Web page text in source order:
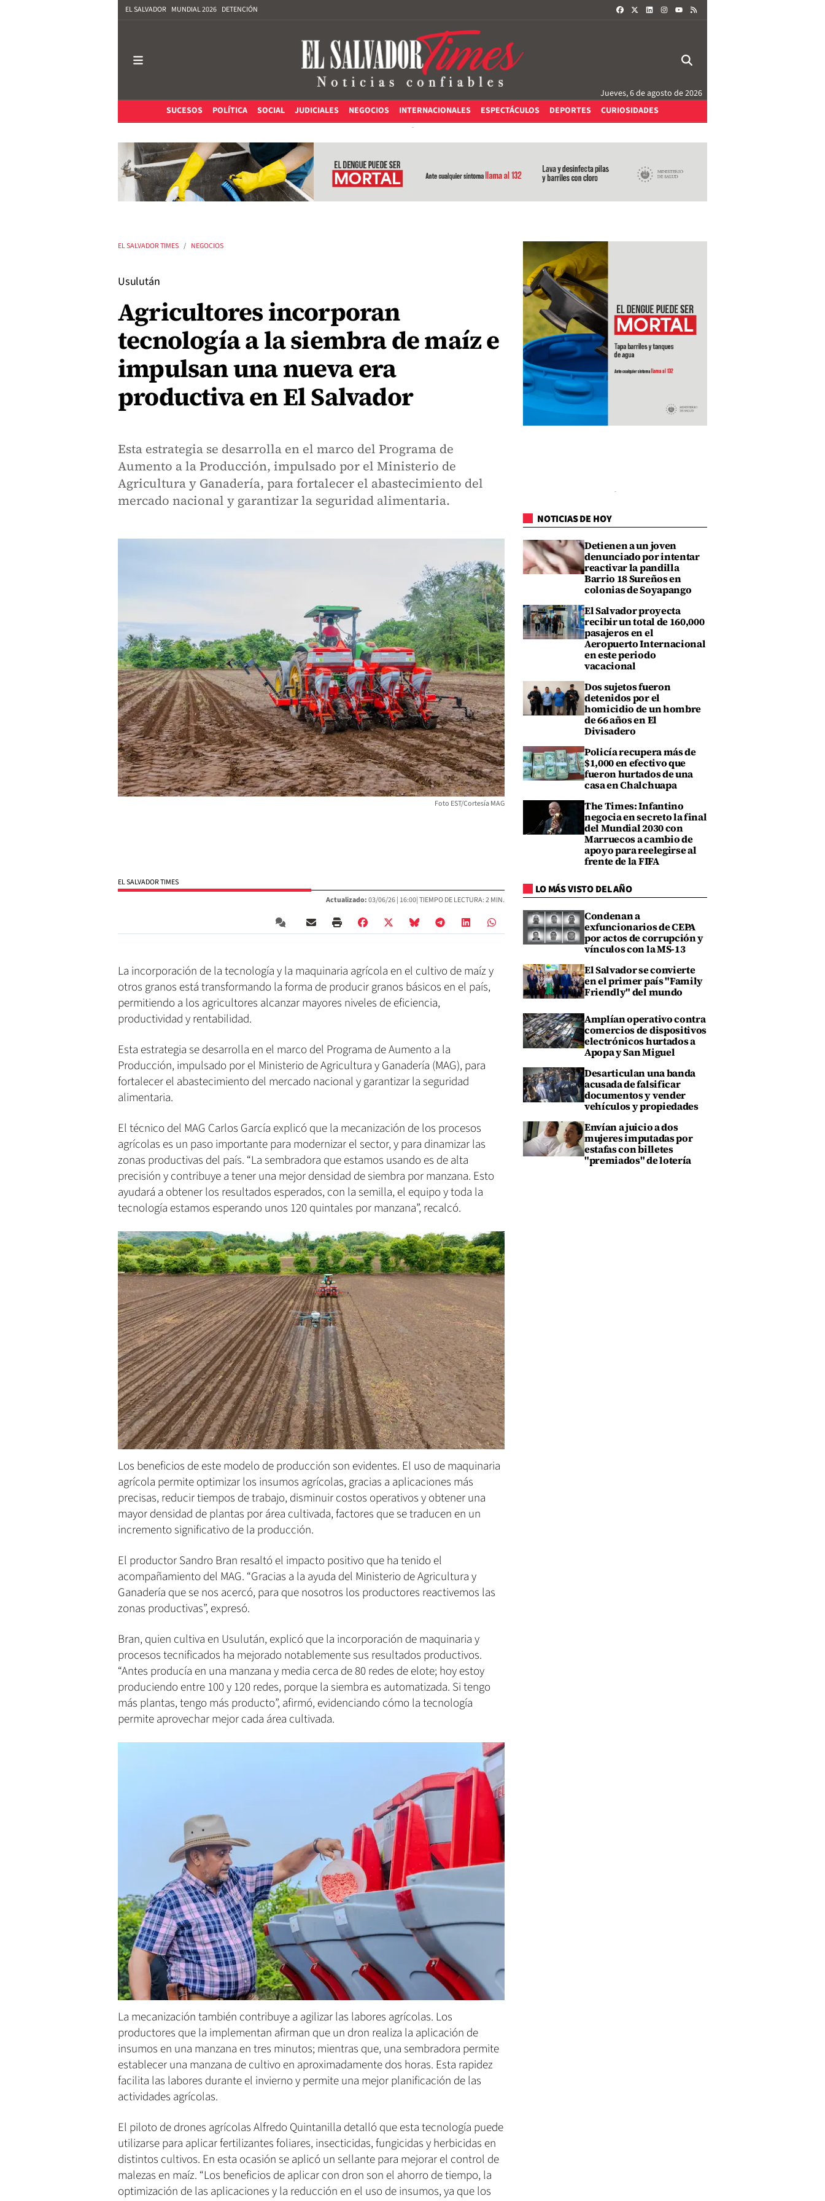
EL SALVADOR MUNDIAL 2026 DETENCIÓN FACEBOOKLINKEDININSTAGRAM
Jueves, 6 de agosto de 2026
SUCESOS
POLÍTICA SOCIAL JUDICIALES NEGOCIOS INTERNACIONALES ESPECTÁCULOS DEPORTES CURIOSIDADES
EL SALVADOR TIMES NEGOCIOS
Usulután
Agricultores incorporan
tecnología a la siembra de maíz e
impulsan una nueva era
productiva en El Salvador
Esta estrategia se desarrolla en el marco del Programa de
Aumento a la Producción, impulsado por el Ministerio de
Agricultura y Ganadería, para fortalecer el abastecimiento del
mercado nacional y garantizar la seguridad alimentaria.
Foto EST/Cortesía MAG
EL SALVADOR TIMES
Actualizado:03/06/26 | 16:00| TIEMPO DE LECTURA: 2 MIN.
La incorporación de la tecnología y la maquinaria agrícola en el cultivo de maíz y
otros granos está transformando la forma de producir granos básicos en el país,
permitiendo a los agricultores alcanzar mayores niveles de eficiencia,
productividad y rentabilidad.
Esta estrategia se desarrolla en el marco del Programa de Aumento a la
Producción, impulsado por el Ministerio de Agricultura y Ganadería (MAG), para
fortalecer el abastecimiento del mercado nacional y garantizar la seguridad
alimentaria.
El técnico del MAG Carlos García explicó que la mecanización de los procesos
agrícolas es un paso importante para modernizar el sector, y para dinamizar las
zonas productivas del país. “La sembradora que estamos usando es de alta
precisión y contribuye a tener una mejor densidad de siembra por manzana. Esto
ayudará a obtener los resultados esperados, con la semilla, el equipo y toda la
tecnología estamos esperando unos 120 quintales por manzana”, recalcó.
Los beneficios de este modelo de producción son evidentes. El uso de maquinaria
agrícola permite optimizar los insumos agrícolas, gracias a aplicaciones más
precisas, reducir tiempos de trabajo, disminuir costos operativos y obtener una
mayor densidad de plantas por área cultivada, factores que se traducen en un
incremento significativo de la producción.
El productor Sandro Bran resaltó el impacto positivo que ha tenido el
acompañamiento del MAG. “Gracias a la ayuda del Ministerio de Agricultura y
Ganadería que se nos acercó, para que nosotros los productores reactivemos las
zonas productivas”, expresó.
Bran, quien cultiva en Usulután, explicó que la incorporación de maquinaria y
procesos tecnificados ha mejorado notablemente sus resultados productivos.
“Antes producía en una manzana y media cerca de 80 redes de elote; hoy estoy
produciendo entre 100 y 120 redes, porque la siembra es automatizada. Si tengo
más plantas, tengo más producto”, afirmó, evidenciando cómo la tecnología
permite aprovechar mejor cada área cultivada.
La mecanización también contribuye a agilizar las labores agrícolas. Los
productores que la implementan afirman que un dron realiza la aplicación de
insumos en una manzana en tres minutos; mientras que, una sembradora permite
establecer una manzana de cultivo en aproximadamente dos horas. Esta rapidez
facilita las labores durante el invierno y permite una mejor planificación de las
actividades agrícolas.
El piloto de drones agrícolas Alfredo Quintanilla detalló que esta tecnología puede
utilizarse para aplicar fertilizantes foliares, insecticidas, fungicidas y herbicidas en
distintos cultivos. En esta ocasión se aplicó un sellante para mejorar el control de
malezas en maíz. “Los beneficios de aplicar con dron son el ahorro de tiempo, la
optimización de las aplicaciones y la reducción en el uso de insumos, ya que los
NOTICIAS DE HOY
Detienen a un joven
denunciado por intentar
reactivar la pandilla
Barrio 18 Sureños en
colonias de Soyapango
El Salvador proyecta
recibir un total de 160,000
pasajeros en el
Aeropuerto Internacional
en este periodo
vacacional
Dos sujetos fueron
detenidos por el
homicidio de un hombre
de 66 años en El
Divisadero
Policía recupera más de
$1,000 en efectivo que
fueron hurtados de una
casa en Chalchuapa
The Times: Infantino
negocia en secreto la final
del Mundial 2030 con
Marruecos a cambio de
apoyo para reelegirse al
frente de la FIFA
LO MÁS VISTO DEL AÑO
Condenan a
exfuncionarios de CEPA
por actos de corrupción y
vínculos con la MS-13
El Salvador se convierte
en el primer país "Family
Friendly" del mundo
Amplían operativo contra
comercios de dispositivos
electrónicos hurtados a
Apopa y San Miguel
Desarticulan una banda
acusada de falsificar
documentos y vender
vehículos y propiedades
Envían a juicio a dos
mujeres imputadas por
estafas con billetes
"premiados" de lotería